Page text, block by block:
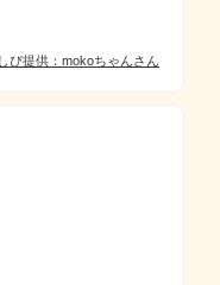
ぴ提供：mokoちゃんさん